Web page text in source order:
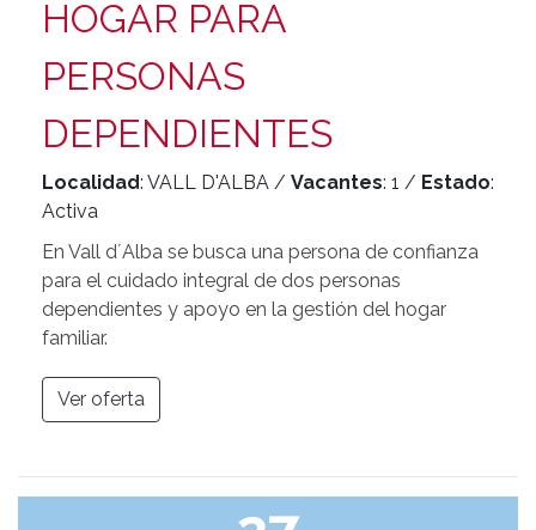
HOGAR PARA
PERSONAS
DEPENDIENTES
Localidad: VALL D'ALBA / Vacantes: 1 / Estado:
Activa
En Vall d´Alba se busca una persona de confianza
para el cuidado integral de dos personas
dependientes y apoyo en la gestión del hogar
familiar.
Ver oferta